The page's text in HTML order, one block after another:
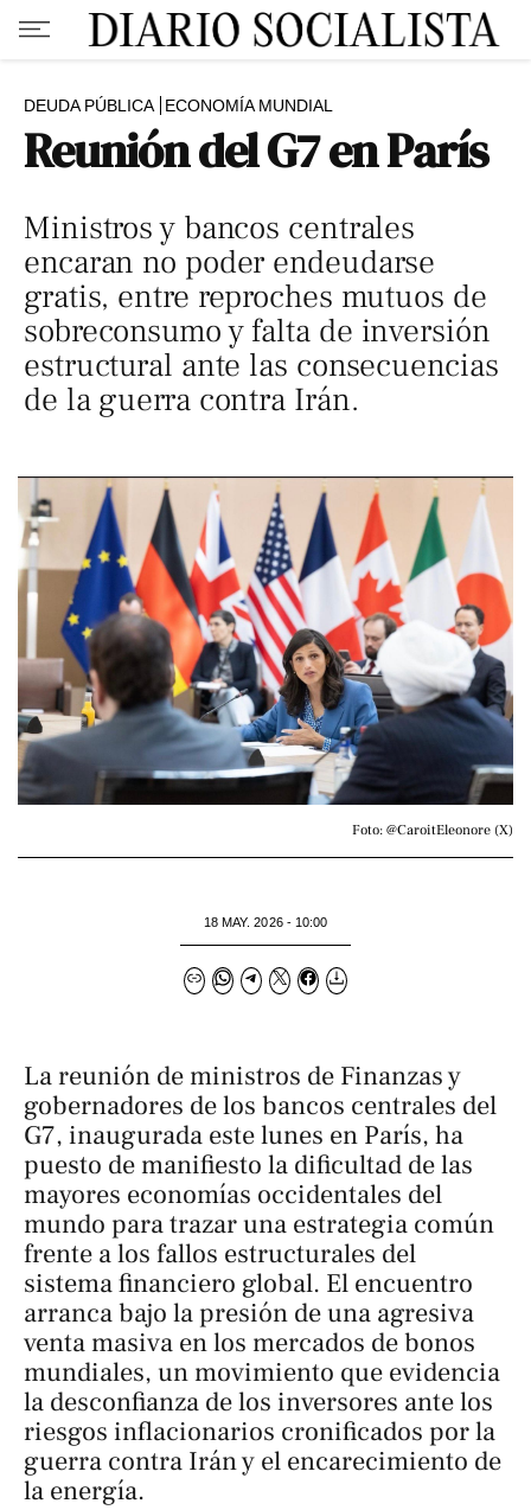
DEUDA PÚBLICA ECONOMÍA MUNDIAL
Reunión del G7 en París
Ministros y bancos centrales
encaran no poder endeudarse
gratis, entre reproches mutuos de
sobreconsumo y falta de inversión
estructural ante las consecuencias
de la guerra contra Irán.
Foto: @CaroitEleonore (X)
18 MAY. 2026 - 10:00
La reunión de ministros de Finanzas y
gobernadores de los bancos centrales del
G7, inaugurada este lunes en París, ha
puesto de manifiesto la dificultad de las
mayores economías occidentales del
mundo para trazar una estrategia común
frente a los fallos estructurales del
sistema financiero global. El encuentro
arranca bajo la presión de una agresiva
venta masiva en los mercados de bonos
mundiales, un movimiento que evidencia
la desconfianza de los inversores ante los
riesgos inflacionarios cronificados por la
guerra contra Irán y el encarecimiento de
la energía.